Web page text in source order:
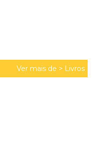
Ver mais de > Livros